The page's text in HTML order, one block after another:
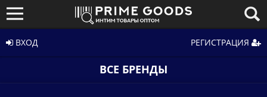
ВХОД РЕГИСТРАЦИЯ
ВСЕ БРЕНДЫ